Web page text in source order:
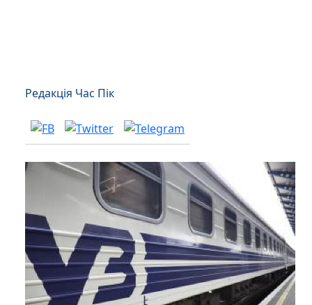
Редакція Час Пік